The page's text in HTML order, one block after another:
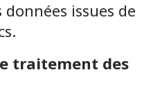
issues de
traitement des